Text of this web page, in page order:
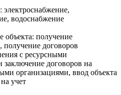
водоснабжение
объекта: получение
договоров
с ресурсными
заключение договоров на
организациями, ввод объекта
учет